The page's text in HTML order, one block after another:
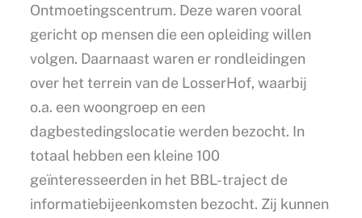
Ontmoetingscentrum. Deze waren vooral
gericht op mensen die een opleiding willen
volgen. Daarnaast waren er rondleidingen
over het terrein van de LosserHof, waarbij
o.a. een woongroep en een
dagbestedingslocatie werden bezocht. In
totaal hebben een kleine 100
geïnteresseerden in het BBL-traject de
informatiebijeenkomsten bezocht. Zij kunnen